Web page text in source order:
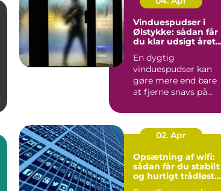
Vinduespudser i
Ølstykke: sådan får
du klar udsigt året
En dygtig
vinduespudser kan
gøre mere end bare
at fjerne snavs på
g...
02. Apr
Opsætning af wifi:
sådan får du stabilt
og hurtigt trådløst